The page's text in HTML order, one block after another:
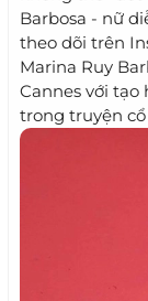
Barbosa - nữ
theo dõi trên
Marina Ruy
Cannes với
trong truyện